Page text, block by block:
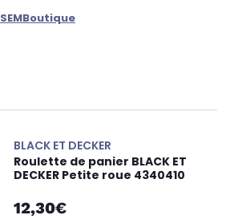
SEMBoutique
BLACK ET DECKER
Roulette de panier BLACK ET
DECKER Petite roue 4340410
12,30€